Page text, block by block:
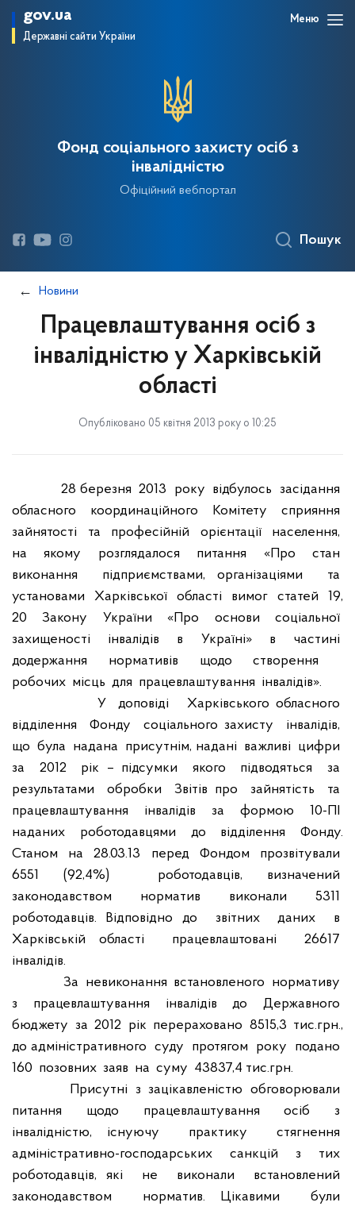
gov.ua
Державні сайти України
Меню
Фонд соціального захисту осіб з
інвалідністю
Офіційний вебпортал
Пошук
Новини
Працевлаштування осіб з
інвалідністю у Харківській
області
Опубліковано 05 квітня 2013 року о 10:25
28 березня 2013 року відбулось засідання
обласного
координаційного Комітету
сприяння
зайнятості
та професійній орієнтації
населення,
на
якому розглядалося питання «Про
стан
виконання
підприємствами, організаціями
та
установами
Харківської області вимог статей
19,
20
Закону України «Про основи
соціальної
захищеності
інвалідів в Україні» в
частині
додержання
нормативів щодо
створення
робочих місць для працевлаштування інвалідів».
У
доповіді
Харківського обласного
відділення
Фонду соціального захисту
інвалідів,
що була надана присутнім, надані важливі цифри
за
2012 рік – підсумки якого підводяться
за
результатами
обробки Звітів про зайнятість
та
працевлаштування
інвалідів за формою
10-ПІ
наданих
роботодавцями до відділення
Фонду.
Станом
на 28.03.13 перед Фондом
прозвітували
6551 (92,4%)
роботодавців, визначений
законодавством
норматив виконали
5311
роботодавців. Відповідно до
звітних даних
в
Харківській області
працевлаштовані
26617
інвалідів.
За невиконання встановленого нормативу
з
працевлаштування інвалідів до
Державного
бюджету за 2012 рік перераховано 8515,3 тис.грн.,
до адміністративного суду протягом року
подано
160 позовних заяв на суму 43837,4 тис.грн.
Присутні з зацікавленістю обговорювали
питання
щодо працевлаштування осіб
з
інвалідністю, існуючу
практику
стягнення
адміністративно-господарських
санкцій з
тих
роботодавців, які
не виконали
встановлений
законодавством
норматив. Цікавими
були